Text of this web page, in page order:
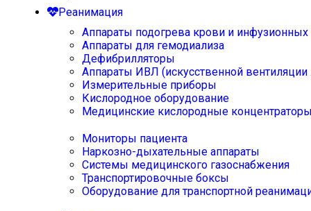
Реанимация
Аппараты подогрева крови и инфузионных
Аппараты для гемодиализа
Дефибрилляторы
Аппараты ИВЛ (искусственной вентиляции
Измерительные приборы
Кислородное оборудование
Медицинские кислородные
Мониторы пациента
Наркозно-дыхательные аппараты
Системы медицинского газоснабжения
Транспортировочные боксы
Оборудование для транспортной